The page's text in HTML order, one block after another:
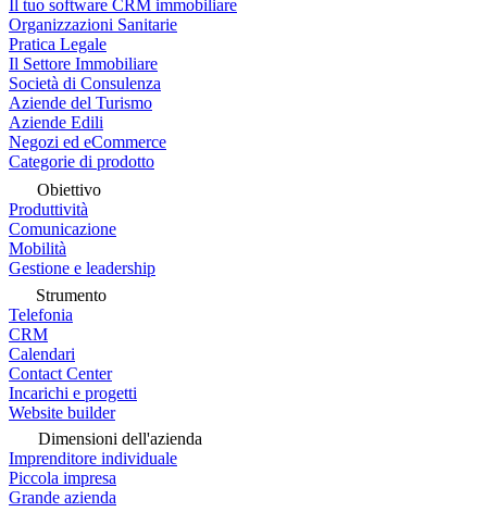
Il tuo software CRM immobiliare
Organizzazioni Sanitarie
Pratica Legale
Il Settore Immobiliare
Società di Consulenza
Aziende del Turismo
Aziende Edili
Negozi ed eCommerce
Categorie di prodotto
Obiettivo
Produttività
Comunicazione
Mobilità
Gestione e leadership
Strumento
Telefonia
CRM
Calendari
Contact Center
Incarichi e progetti
Website builder
Dimensioni dell'azienda
Imprenditore individuale
Piccola impresa
Grande azienda